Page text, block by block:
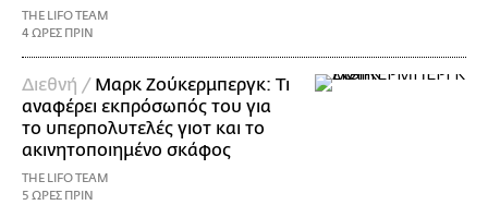
THE LIFO TEAM
4 ΩΡΕΣ ΠΡΙΝ
Διεθνή / Μαρκ Ζούκερμπεργκ: Τι
αναφέρει εκπρόσωπός του για
το υπερπολυτελές γιοτ και το
ακινητοποιημένο σκάφος
THE LIFO TEAM
5 ΩΡΕΣ ΠΡΙΝ